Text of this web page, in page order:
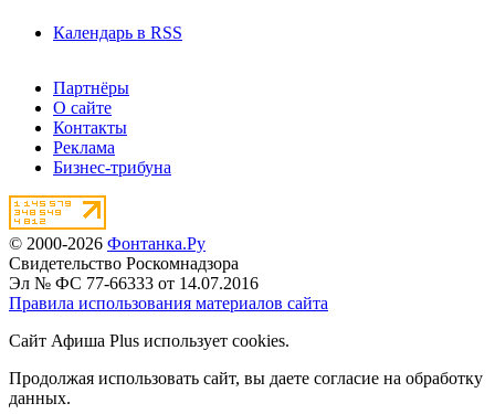
Календарь в RSS
Партнёры
О сайте
Контакты
Реклама
Бизнес-трибуна
© 2000-2026 Фонтанка.Ру
Свидетельство Роскомнадзора
Эл № ФС 77-66333 от 14.07.2016
Правила использования материалов сайта
Сайт Афиша Plus использует cookies.
Продолжая использовать сайт, вы даете согласие на обработку
данных.